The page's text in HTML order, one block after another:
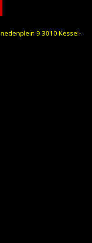
9 3010 Kessel-